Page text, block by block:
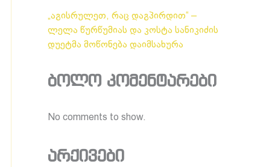
„აგისრულეთ, რაც დაგპირდით“ –
ლელა წურწუმიას და კოსტა სანიკიძის
დუეტმა მოწონება დაიმსახურა
ბოლო კომენტარები
No comments to show.
არქივები